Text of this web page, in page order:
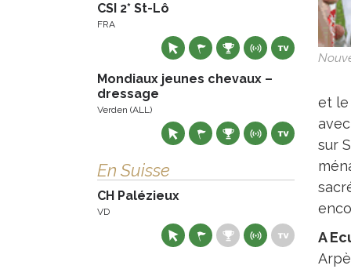
et le
sur
A
CSI 2* St-Lô
FRA
Mondiaux jeunes chevaux –
dressage
Verden (ALL)
En Suisse
CH Palézieux
VD